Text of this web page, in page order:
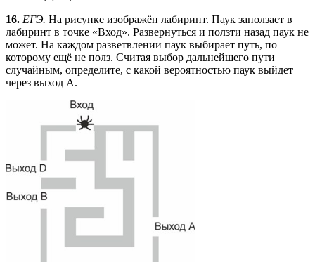
16. ЕГЭ. На рисунке изображён лабиринт. Паук заползает в
лабиринт в точке «Вход». Развернуться и ползти назад паук не
может. На каждом разветвлении паук выбирает путь, по
которому ещё не полз. Считая выбор дальнейшего пути
случайным, определите, с какой вероятностью паук выйдет
через выход А.